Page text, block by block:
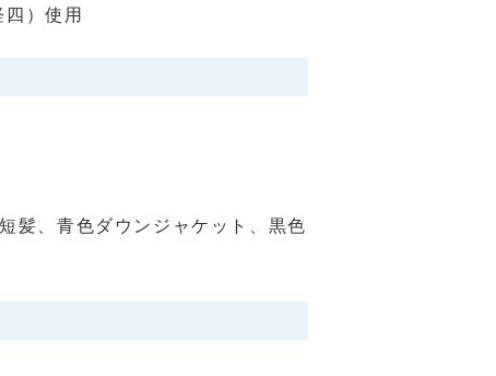
）使用
髪、青色ダウンジャケット、黒色